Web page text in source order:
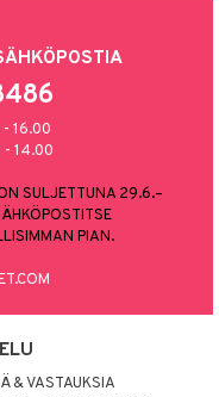
- 16.00
- 14.00
SULJETTUNA 29.6.–
PIAN.
& VASTAUKSIA